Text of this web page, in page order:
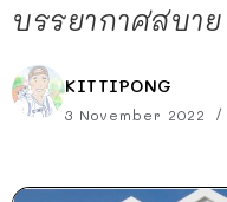
บรรยากาศสบา
KITTIPONG
3 November 2022